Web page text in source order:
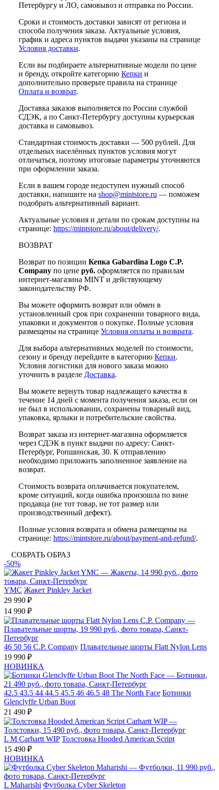
Петербургу и ЛО, самовывоз и отправка по России.
Сроки и стоимость доставки зависят от региона и
способа получения заказа. Актуальные условия,
график и адреса пунктов выдачи указаны на странице
Условия доставки.
Если вы подбираете альтернативные модели по цене
и бренду, откройте категорию Кепки и
дополнительно проверьте правила на странице
Оплата и возврат.
Доставка заказов выполняется по России службой
СДЭК, а по Санкт-Петербургу доступны курьерская
доставка и самовывоз.
Стандартная стоимость доставки — 500 рублей. Для
отдельных населённых пунктов условия могут
отличаться, поэтому итоговые параметры уточняются
при оформлении заказа.
Если в вашем городе недоступен нужный способ
доставки, напишите на shop@mintstore.ru — поможем
подобрать альтернативный вариант.
Актуальные условия и детали по срокам доступны на
странице: https://mintstore.ru/about/delivery/.
ВОЗВРАТ
Возврат по позиции Кепка Gabardina Logo C.P.
Company по цене руб. оформляется по правилам
интернет-магазина MINT и действующему
законодательству РФ.
Вы можете оформить возврат или обмен в
установленный срок при сохранении товарного вида,
упаковки и документов о покупке. Полные условия
размещены на странице Условия оплаты и возврата.
Для выбора альтернативных моделей по стоимости,
сезону и бренду перейдите в категорию Кепки.
Условия логистики для нового заказа можно
уточнить в разделе Доставка.
Вы можете вернуть товар надлежащего качества в
течение 14 дней с момента получения заказа, если он
не был в использовании, сохранены товарный вид,
упаковка, ярлыки и потребительские свойства.
Возврат заказа из интернет-магазина оформляется
через СДЭК в пункт выдачи по адресу: Санкт-
Петербург, Ропшинская, 30. К отправлению
необходимо приложить заполненное заявление на
возврат.
Стоимость возврата оплачивается покупателем,
кроме ситуаций, когда ошибка произошла по вине
продавца (не тот товар, не тот размер или
производственный дефект).
Полные условия возврата и обмена размещены на
странице: https://mintstore.ru/about/payment-and-refund/.
СОБРАТЬ ОБРАЗ
-50%
YMC Жакет Pinkley Jacket
29 990 ₽
14 990 ₽
46 50 56 C.P. Company Плавательные шорты Flatt Nylon Lens
19 990 ₽
НОВИНКА
42.5 43.5 44 44.5 45.5 46 46.5 48 The North Face Ботинки
Glenclyffe Urban Boot
21 490 ₽
L M Carhartt WIP Толстовка Hooded American Script
15 490 ₽
НОВИНКА
L Maharishi Футболка Cyber Skeleton